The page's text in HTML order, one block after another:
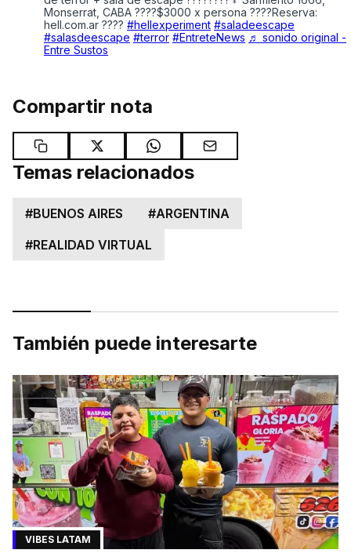
Monserrat, CABA ????$3000 x persona ????Reserva:
hell.com.ar ????️ #hellexperiment #saladeescape
#salasdeescape #terror #EntreteNews ♬ sonido original -
Entre Sustos
Compartir nota
Temas relacionados
#BUENOS AIRES #ARGENTINA
#REALIDAD VIRTUAL
También puede interesarte
VIBES LATAM